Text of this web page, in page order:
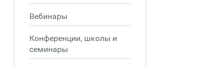
Вебинары
Конференции, школы и
семинары